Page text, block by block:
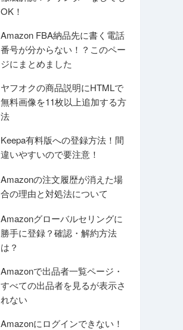
OK！
Amazon FBA納品先に書く電話
番号が分からない！？このペー
ジにまとめました
ヤフオクの商品説明にHTMLで
無料画像を11枚以上追加する方
法
Keepa有料版への登録方法！間
違いやすいので要注意！
Amazonの注文履歴が消えた場
合の理由と対処法について
Amazonグローバルセリングに
勝手に登録？確認・解約方法
は？
Amazonで出品者一覧ページ・
すべての出品者を見るが表示さ
れない
Amazonにログインできない！